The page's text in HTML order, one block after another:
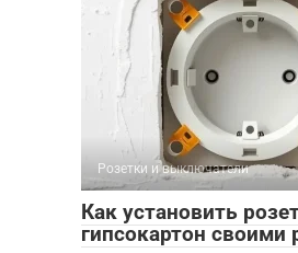
Розетки и выключатели
Как установить
гипсокартон своими